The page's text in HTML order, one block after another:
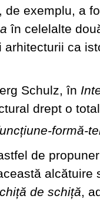
de exemplu, a
în celelalte
arhitecturii ca
Schulz, în
drept o
formă-
de
de schiță,